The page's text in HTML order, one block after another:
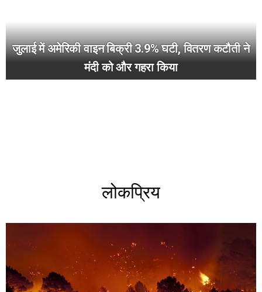
जुलाई में अमेरिकी वाइन बिक्री 3.9% घटी, वितरण कटौती ने
मंदी को और गहरा किया
लोकप्रिय